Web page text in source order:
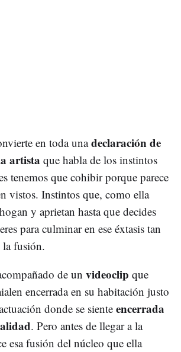
en toda unadeclaración de
artista que habla de los instintos
tenemos que cohibir porque parece
vistos. Instintos que, como ella
y aprietan hasta que decides
para culminar en ese éxtasis tan
la fusión.
de un videoclip que
encerrada en su habitación justo
donde se siente encerrada
. Pero antes de llegar a la
esa fusión del núcleo que ella